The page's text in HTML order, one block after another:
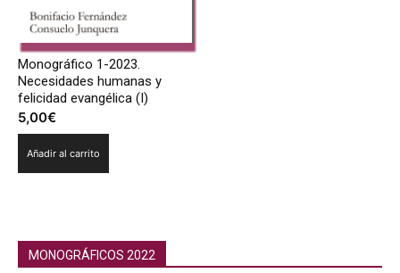
Monográfico 1-2023.
Necesidades humanas y
felicidad evangélica (I)
5,00€
Añadir al carrito
MONOGRÁFICOS 2022